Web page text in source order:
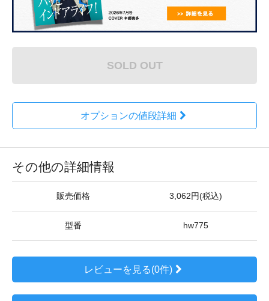
SOLD OUT
オプションの値段詳細
その他の詳細情報
販売価格 3,062円(税込)
型番 hw775
レビューを見る(0件)